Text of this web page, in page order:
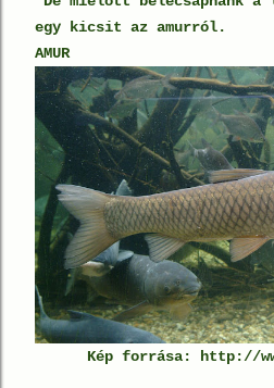
egy kicsit az amurról.
AMUR
Kép forrása: http://